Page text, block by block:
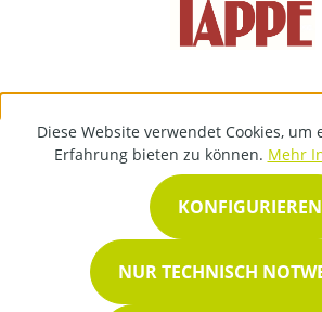
Diese Website verwendet Cookies, um
Erfahrung bieten zu können. Mehr
NUR TECHNISCH
KONFIGURIEREN